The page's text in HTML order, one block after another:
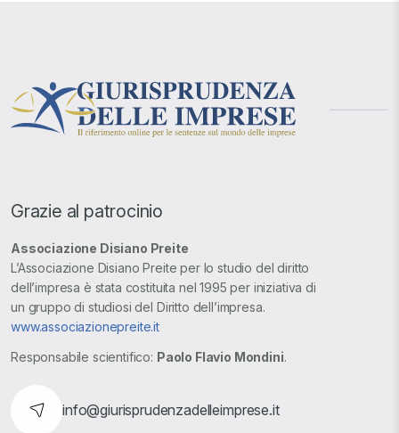
Grazie al patrocinio
Associazione Disiano Preite
L’Associazione Disiano Preite per lo studio del diritto
dell’impresa è stata costituita nel 1995 per iniziativa di
un gruppo di studiosi del Diritto dell’impresa.
www.associazionepreite.it
Responsabile scientifico: Paolo Flavio Mondini.
info@giurisprudenzadelleimprese.it